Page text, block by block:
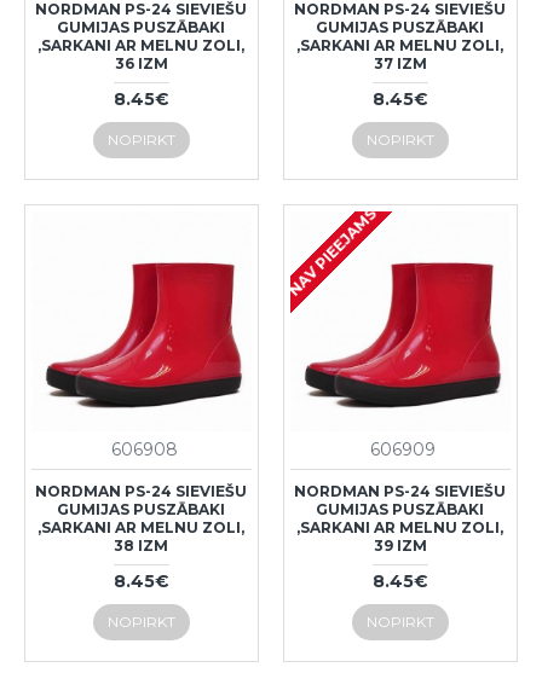
NORDMAN PS-24 SIEVIEŠU
GUMIJAS PUSZĀBAKI
,SARKANI AR MELNU ZOLI,
36 IZM
8.45€
NOPIRKT
NORDMAN PS-24 SIEVIEŠU
GUMIJAS PUSZĀBAKI
,SARKANI AR MELNU ZOLI,
37 IZM
8.45€
NOPIRKT
606908
NORDMAN PS-24 SIEVIEŠU
GUMIJAS PUSZĀBAKI
,SARKANI AR MELNU ZOLI,
38 IZM
8.45€
NOPIRKT
NAV PIEEJAMS
606909
NORDMAN PS-24 SIEVIEŠU
GUMIJAS PUSZĀBAKI
,SARKANI AR MELNU ZOLI,
39 IZM
8.45€
NOPIRKT